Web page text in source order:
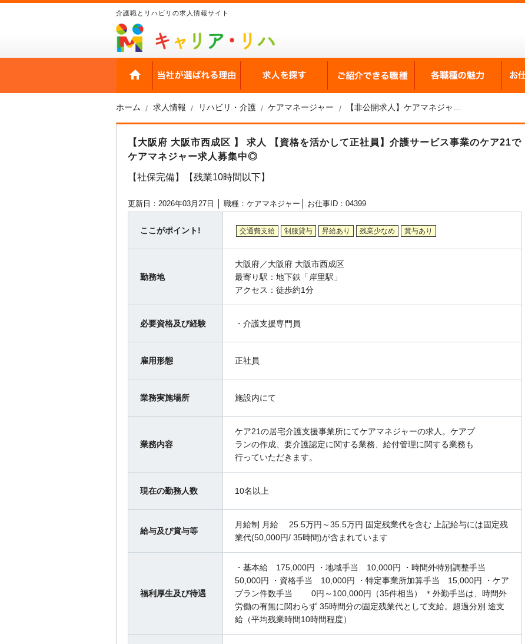
介護職とリハビリの求人情報サイト
当社が選ばれる理由 求人を探す ご紹介できる職種 各職
ホーム 求人情報 リハビリ・介護 ケアマネージャー
【大阪府 大阪市西成区 】 求人 【資格を活かして正社員】介護サービス事業のケア21で
ケアマネジャー求人募集中◎
【社保完備】【残業10時間以下】
更新日：2026年03月27日 │ 職種：ケアマネジャー│ お仕事ID：04399
ここがポイント! 交通費支給 制服貸与 昇給あり 残業少なめ 賞与あり
勤務地
大阪府／大阪府 大阪市西成区
最寄り駅：地下鉄「岸里駅」
アクセス：徒歩約1分
必要資格及び経験 ・介護支援専門員
雇用形態 正社員
業務実施場所 施設内にて
業務内容
ケア21の居宅介護支援事業所にてケアマネジャーの求人。ケアプ
ランの作成、要介護認定に関する業務、給付管理に関する業務も
行っていただきます。
現在の勤務人数 10名以上
給与及び賞与等
月給制 月給 25.5万円～35.5万円 固定残業代を含む 上記給与には固定残
業代(50,000円/ 35時間)が含まれています
福利厚生及び待遇
・基本給 175,000円 ・地域手当 10,000円 ・時間外特別調整手当
50,000円 ・資格手当 10,000円 ・特定事業所加算手当 15,000円 ・ケア
プラン件数手当 0円～100,000円（35件相当） ＊外勤手当は、時間外
労働の有無に関わらず 35時間分の固定残業代として支給。超過分別 途支
給（平均残業時間10時間程度）